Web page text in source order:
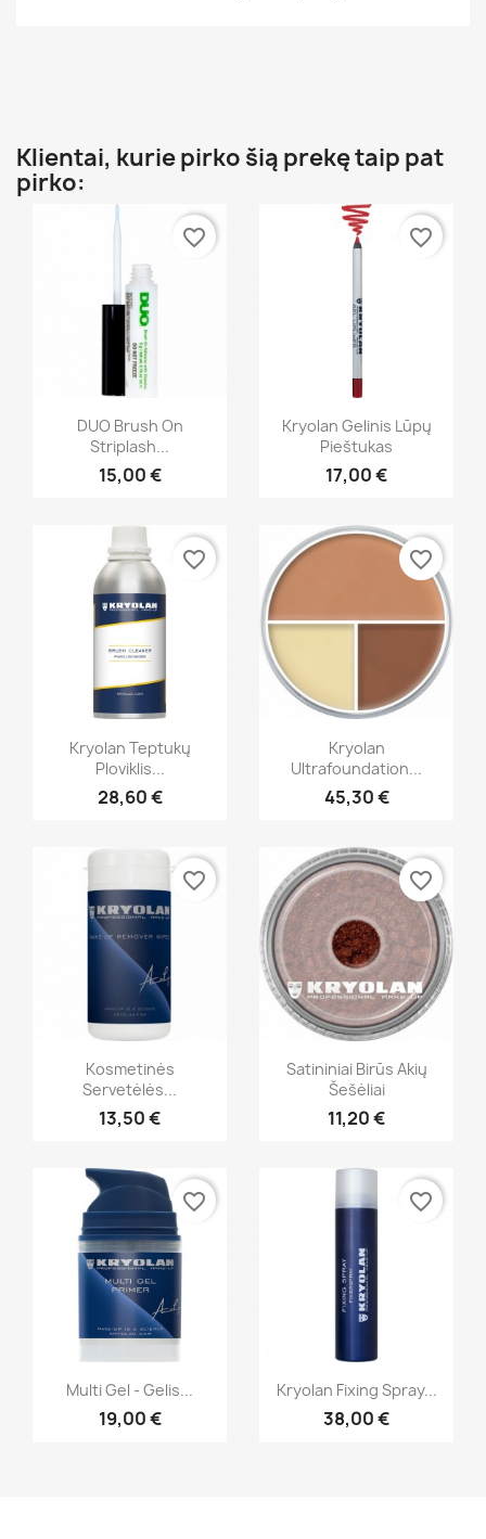
Klientai, kurie pirko šią prekę taip pat
pirko:
Greita peržiūra
DUO Brush On
Striplash...
15,00 €
favorite_border
Greita peržiūra
+5
Kryolan Gelinis Lūpų
Pieštukas
17,00 €
favorite_border
Greita peržiūra
Kryolan Teptukų
Ploviklis...
28,60 €
favorite_border
Greita peržiūra
+5
Kryolan
Ultrafoundation...
45,30 €
favorite_border
Greita peržiūra
Kosmetinės
Servetėlės...
13,50 €
favorite_border
Greita peržiūra
+43
Satininiai Birūs Akių
Šešėliai
11,20 €
favorite_border
Greita peržiūra
Multi Gel - Gelis...
19,00 €
favorite_border
Greita peržiūra
Kryolan Fixing Spray...
38,00 €
favorite_border